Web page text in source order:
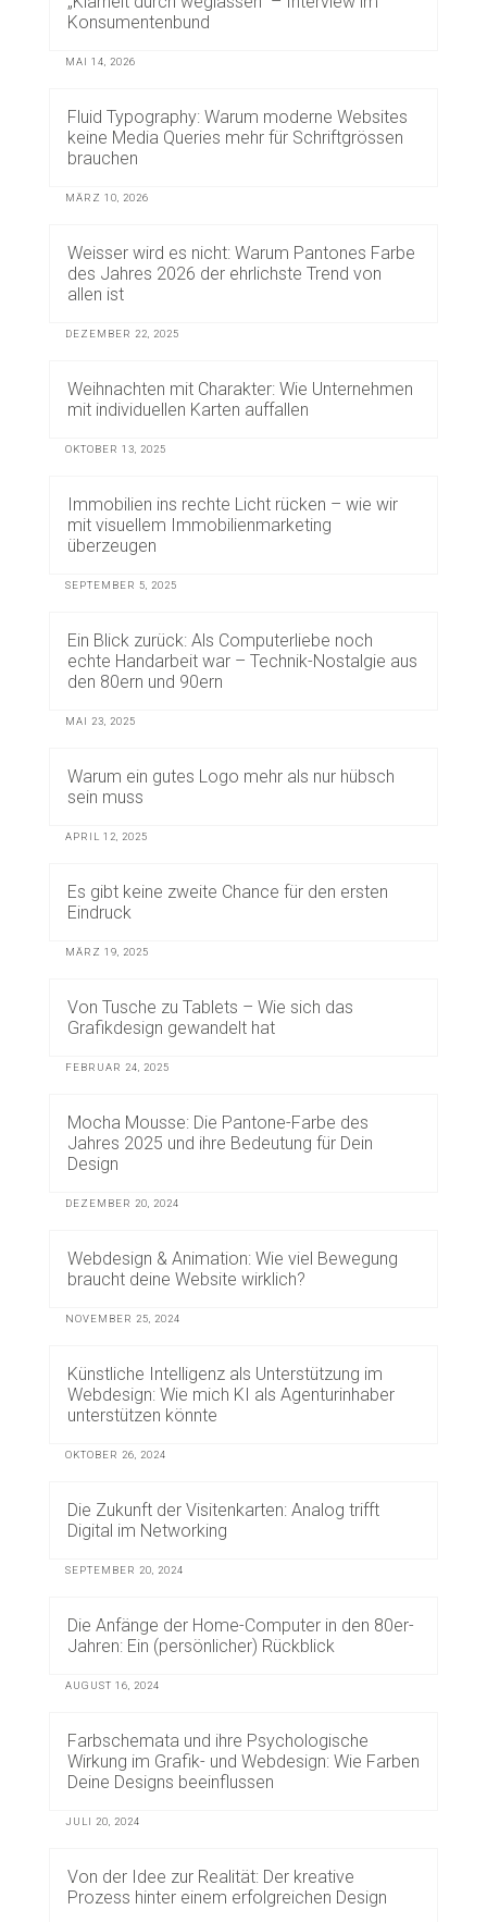
Konsumentenbund
MAI 14, 2026
Fluid Typography: Warum moderne Websites
keine Media Queries mehr für Schriftgrössen
brauchen
MÄRZ 10, 2026
Weisser wird es nicht: Warum Pantones Farbe
des Jahres 2026 der ehrlichste Trend von
allen ist
DEZEMBER 22, 2025
Weihnachten mit Charakter: Wie Unternehmen
mit individuellen Karten auffallen
OKTOBER 13, 2025
Immobilien ins rechte Licht rücken – wie wir
mit visuellem Immobilienmarketing
überzeugen
SEPTEMBER 5, 2025
Ein Blick zurück: Als Computerliebe noch
echte Handarbeit war – Technik-Nostalgie aus
den 80ern und 90ern
MAI 23, 2025
Warum ein gutes Logo mehr als nur hübsch
sein muss
APRIL 12, 2025
Es gibt keine zweite Chance für den ersten
Eindruck
MÄRZ 19, 2025
Von Tusche zu Tablets – Wie sich das
Grafikdesign gewandelt hat
FEBRUAR 24, 2025
Mocha Mousse: Die Pantone-Farbe des
Jahres 2025 und ihre Bedeutung für Dein
Design
DEZEMBER 20, 2024
Webdesign & Animation: Wie viel Bewegung
braucht deine Website wirklich?
NOVEMBER 25, 2024
Künstliche Intelligenz als Unterstützung im
Webdesign: Wie mich KI als Agenturinhaber
unterstützen könnte
OKTOBER 26, 2024
Die Zukunft der Visitenkarten: Analog trifft
Digital im Networking
SEPTEMBER 20, 2024
Die Anfänge der Home-Computer in den 80er-
Jahren: Ein (persönlicher) Rückblick
AUGUST 16, 2024
Farbschemata und ihre Psychologische
Wirkung im Grafik- und Webdesign: Wie Farben
Deine Designs beeinflussen
JULI 20, 2024
Von der Idee zur Realität: Der kreative
Prozess hinter einem erfolgreichen Design